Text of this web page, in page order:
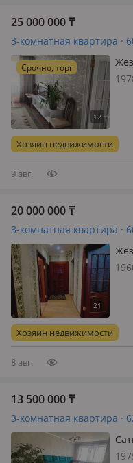
25 000 000₸
3-комнатная квартира ·
Срочно, торг
Хозяин недвижимости
9 авг.
20 000 000₸
3-комнатная квартира ·
Хозяин недвижимости
8 авг.
13 500 000₸
3-комнатная квартира ·